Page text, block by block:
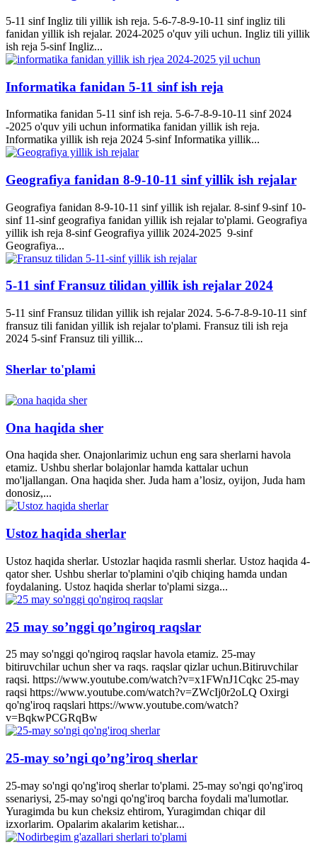
5-11 sinf Ingliz tili yillik ish reja. 5-6-7-8-9-10-11 sinf ingliz tili
fanidan yillik ish rejalar. 2024-2025 o'quv yili uchun. Ingliz tili yillik
ish reja 5-sinf Ingliz...
Informatika fanidan 5-11 sinf ish reja
Informatika fanidan 5-11 sinf ish reja. 5-6-7-8-9-10-11 sinf 2024
-2025 o'quv yili uchun informatika fanidan yillik ish reja.
Informatika yillik ish reja 2024 5-sinf Informatika yillik...
Geografiya fanidan 8-9-10-11 sinf yillik ish rejalar
Geografiya fanidan 8-9-10-11 sinf yillik ish rejalar. 8-sinf 9-sinf 10-
sinf 11-sinf geografiya fanidan yillik ish rejalar to'plami. Geografiya
yillik ish reja 8-sinf Geografiya yillik 2024-2025 9-sinf
Geografiya...
5-11 sinf Fransuz tilidan yillik ish rejalar 2024
5-11 sinf Fransuz tilidan yillik ish rejalar 2024. 5-6-7-8-9-10-11 sinf
fransuz tili fanidan yillik ish rejalar to'plami. Fransuz tili ish reja
2024 5-sinf Fransuz tili yillik...
Sherlar to'plami
Ona haqida sher
Ona haqida sher. Onajonlarimiz uchun eng sara sherlarni havola
etamiz. Ushbu sherlar bolajonlar hamda kattalar uchun
mo'ljallangan. Ona haqida sher. Juda ham a’losiz, oyijon, Juda ham
donosiz,...
Ustoz haqida sherlar
Ustoz haqida sherlar. Ustozlar haqida rasmli sherlar. Ustoz haqida 4-
qator sher. Ushbu sherlar to'plamini o'qib chiqing hamda undan
foydalaning. Ustoz haqida sherlar to'plami sizga...
25 may so’nggi qo’ngiroq raqslar
25 may so'nggi qo'ngiroq raqslar havola etamiz. 25-may
bitiruvchilar uchun sher va raqs. raqslar qizlar uchun.Bitiruvchilar
raqsi. https://www.youtube.com/watch?v=x1FWnJ1Cqkc 25-may
raqsi https://www.youtube.com/watch?v=ZWcIj0r2oLQ Oxirgi
qo'ng'iroq raqslari https://www.youtube.com/watch?
v=BqkwPCGRqBw
25-may so’ngi qo’ng’iroq sherlar
25-may so'ngi qo'ng'iroq sherlar to'plami. 25-may so'ngi qo'ng'iroq
ssenariysi, 25-may so'ngi qo'ng'iroq barcha foydali ma'lumotlar.
Yuragimda bu kun cheksiz ehtirom, Yuragimdan chiqar dil
izxorlarim. Opalarim akalarim ketishar...